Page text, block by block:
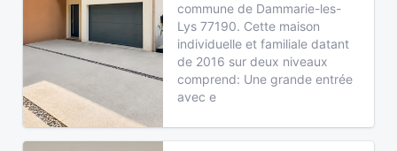
commune de Dammarie-les-
Lys 77190. Cette maison
individuelle et familiale datant
de 2016 sur deux niveaux
comprend: Une grande entrée
avec e